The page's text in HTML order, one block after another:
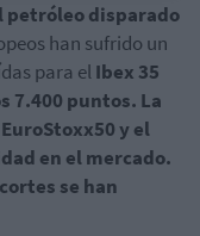
petróleo disparado
han sufrido un
para elIbex 35
7.400 puntos. La
y el
en el mercado.
se han